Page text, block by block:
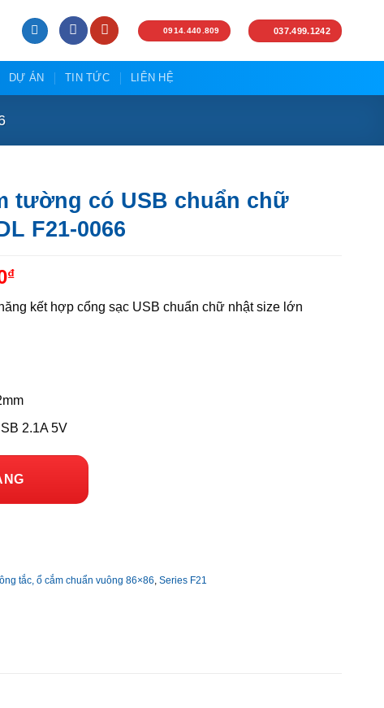
0914.440.809 037.499.1242
DỰ ÁN TIN TỨC LIÊN HỆ
tường có USB chuẩn chữ
F21-0066
₫Giá
hiện
tạikết hợp cổng sạc USB chuẩn chữ nhật size lớn
2.1A 5V
tắc, ổ cắm chuẩn vuông 86×86 Series F21